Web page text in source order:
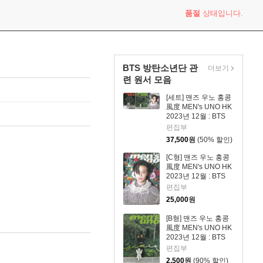
품절 상태입니다.
BTS 방탄소년단 관
련 원서 모음
[세트] 맨즈 우노 홍콩
風度 MEN's UNO HK
2023년 12월 : BTS
지민 커버 A~C형 세
트
편집부
37,500원 (50% 할인)
[C형] 맨즈 우노 홍콩
風度 MEN's UNO HK
2023년 12월 : BTS
지민 커버
편집부
25,000원
[B형] 맨즈 우노 홍콩
風度 MEN's UNO HK
2023년 12월 : BTS
지민 커버
편집부
2,500원 (90% 할인)
더보기